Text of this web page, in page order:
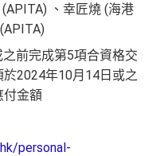
、幸匠燒 (海港
前完成第5項合資格交
2024年10月14日或之
付金額
personal-